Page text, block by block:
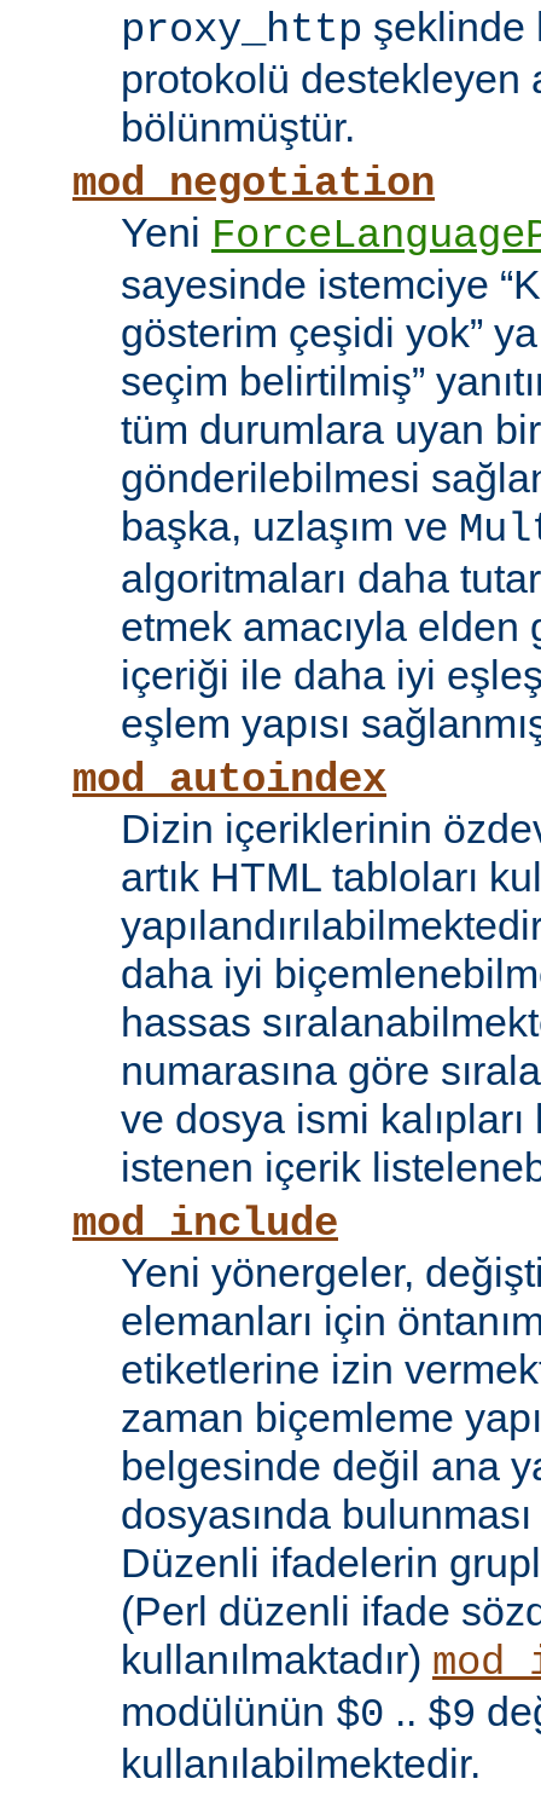
proxy_http şeklinde
protokolü destekleyen
bölünmüştür.
mod_negotiation
Yeni
sayesinde istemciye
gösterim çeşidi yok”
seçim belirtilmiş”
tüm durumlara uyan
gönderilebilmesi
başka, uzlaşım ve
algoritmaları daha
etmek amacıyla
içeriği ile daha iyi
eşlem yapısı
mod_autoindex
Dizin içeriklerinin
artık HTML tabloları
daha iyi
hassas
numarasına göre
ve dosya ismi
istenen içerik
mod_include
Yeni yönergeler,
elemanları için
etiketlerine izin
zaman biçemleme
belgesinde değil ana
dosyasında
Düzenli ifadelerin
(Perl düzenli ifade
kullanılmaktadır)
modülünün $0 .. $9
kullanılabilmektedir.